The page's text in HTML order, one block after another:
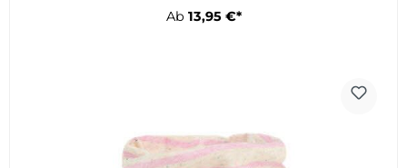
Ab 13,95 €*